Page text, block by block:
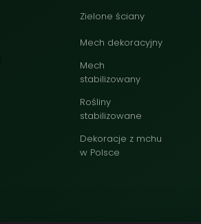
Zielone ściany
Mech dekoracyjny
Mech
stabilizowany
Rośliny
stabilizowane
Dekoracje z mchu
w Polsce